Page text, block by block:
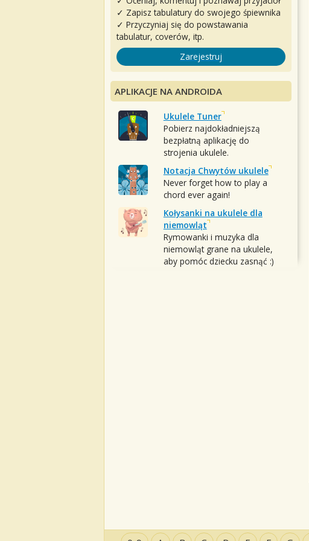
✓ Zapisz tabulatury do swojego śpiewnika
✓ Przyczyniaj się do powstawania
tabulatur, coverów, itp.
Zarejestruj
APLIKACJE NA ANDROIDA
Ukulele Tuner
Pobierz najdokładniejszą
bezpłatną aplikację do
strojenia ukulele.
Notacja Chwytów ukulele
Never forget how to play a
chord ever again!
Kołysanki na ukulele dla
niemowląt
Rymowanki i muzyka dla
niemowląt grane na ukulele,
aby pomóc dziecku zasnąć :)